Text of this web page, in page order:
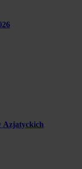
Azjatyckich